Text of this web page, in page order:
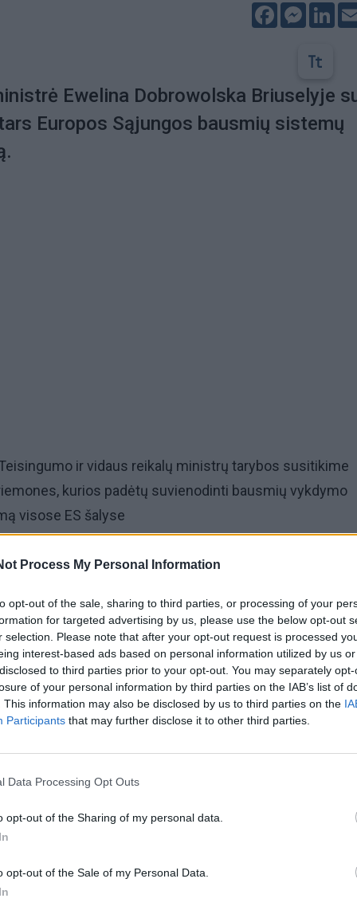
Process My Personal Information
opt-out of the sale, sharing to third parties, or processing of your
for targeted advertising by us, please use the below opt-out
selection. Please note that after your opt-out request is processed
interest-based ads based on personal information utilized by us
to third parties prior to your opt-out. You may separately
of your personal information by third parties on the IAB’s list of
This information may also be disclosed by us to third parties on the
Participants that may further disclose it to other third parties.
Data Processing Opt Outs
opt-out of the Sharing of my personal data.
opt-out of the Sale of my Personal Data.
Facebook
Ewelina Dobrowolska Briuselyje
Europos Sąjungos bausmių sistemų
ir vidaus reikalų ministrų tarybos susitikime
kurios padėtų suvienodinti bausmių vykdymo
visose ES šalyse
tarp tokių priemonių yra mažų laisvės atėmimo vietų
mažas nuteistųjų skaičius bausmės atlikimo
darbą su jais, jų veiksmingą socialinę integraciją į
tiek Europos Sąjunga pabrėžia sulaikytųjų ir